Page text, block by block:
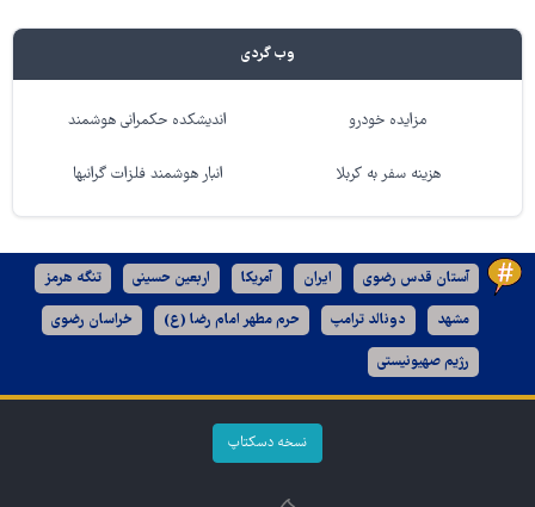
وب گردی
مزایده خودرو اندیشکده حکمرانی هوشمند
هزینه سفر به کربلا انبار هوشمند فلزات گرانبها
آستان قدس رضوی ایران آمریکا اربعین حسینی تنگه هرمز
مشهد دونالد ترامپ حرم مطهر امام رضا (ع) خراسان رضوی
رژیم صهیونیستی
نسخه دسکتاپ